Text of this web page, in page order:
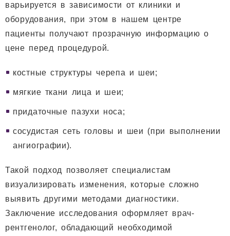
варьируется в зависимости от клиники и
оборудования, при этом в нашем центре
пациенты получают прозрачную информацию о
цене перед процедурой.
костные структуры черепа и шеи;
мягкие ткани лица и шеи;
придаточные пазухи носа;
сосудистая сеть головы и шеи (при выполнении
ангиографии).
Такой подход позволяет специалистам
визуализировать изменения, которые сложно
выявить другими методами диагностики.
Заключение исследования оформляет врач-
рентгенолог, обладающий необходимой